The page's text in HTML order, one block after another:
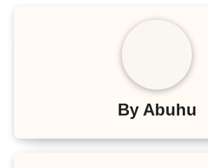
By Abuhu